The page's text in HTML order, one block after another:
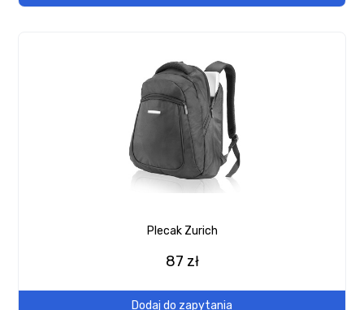
Plecak Zurich
87 zł
Dodaj do zapytania